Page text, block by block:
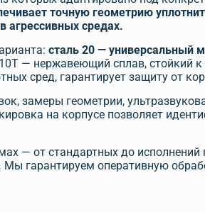
точную геометрию
агрессивных средах.
сталь 20 — универсальный
— нержавеющий сплав, стойкий
сред, гарантирует защиту от
замеры геометрии,
на корпусе позволяет
— от стандартных до исполнений
Мы гарантируем оперативную